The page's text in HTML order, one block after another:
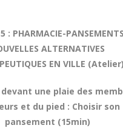
: PHARMACIE-
ALTERNATIVES
EN VILLE
une plaie des
et du pied : Choisir son
pansement (15min)